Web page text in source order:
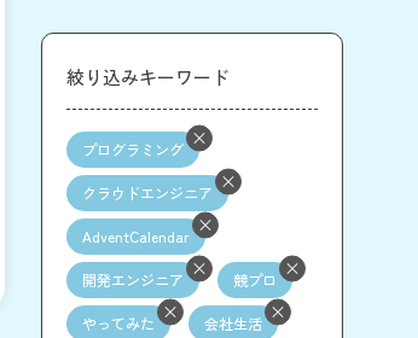
絞り込みキーワード
プログラミング
クラウドエンジニア
AdventCalendar
開発エンジニア 競プロ
やってみた 会社生活